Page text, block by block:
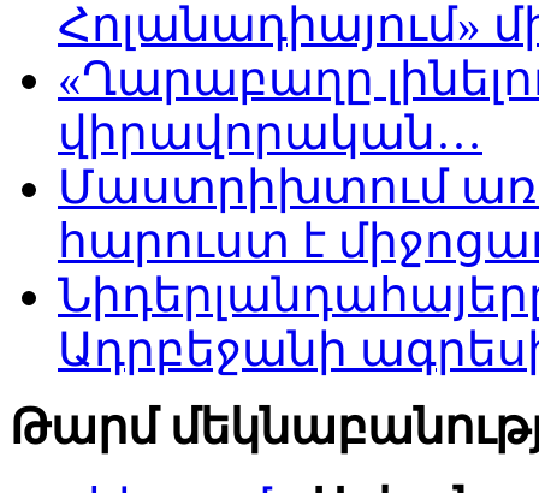
Հոլանադիայում»
«Ղարաբաղը
վիրավորական…
Մաստրիխտում
հարուստ է
Ադրբեջանի
Թարմ